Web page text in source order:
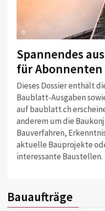
©
Spannendes
für Abonnenten
Dieses Dossier enthält
Baublatt-Ausgaben
auf baublatt.ch
anderem um die
Bauverfahren,
aktuelle Bauprojekte
interessante Baustellen.
Bauaufträge